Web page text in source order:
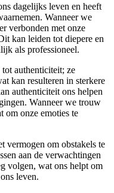
dagelijks leven en heeft
Wanneer we
verbonden met onze
kan leiden tot diepere en
als professioneel.
authenticiteit; ze
kan resulteren in sterkere
authenticiteit ons helpen
Wanneer we trouw
om onze emoties te
vermogen om obstakels te
aan de verwachtingen
volgen, wat ons helpt om
leven.